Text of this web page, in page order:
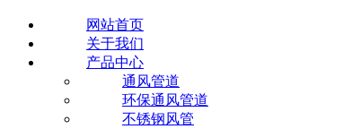
网站首页
关于我们
产品中心
通风管道
环保通风管道
不锈钢风管